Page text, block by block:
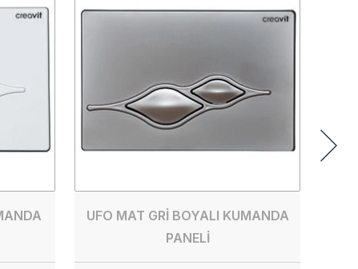
UFO MAT GRİ BOYALI KUMANDA
PANELİ